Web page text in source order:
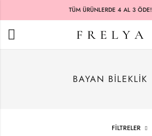
TÜM ÜRÜNLERDE 4 AL 3 ÖDE!
BAYAN BILEKLIK
FILTRELER